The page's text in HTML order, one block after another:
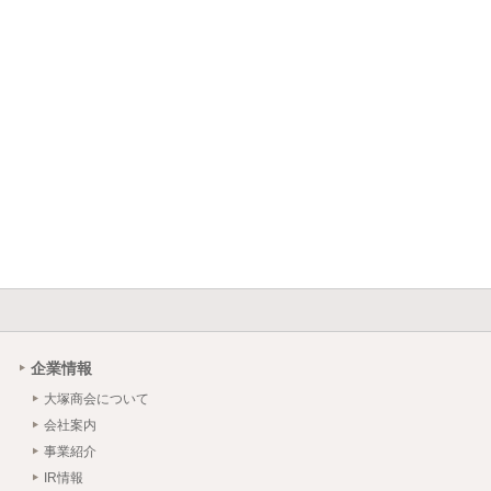
企業情報
大塚商会について
会社案内
事業紹介
IR情報